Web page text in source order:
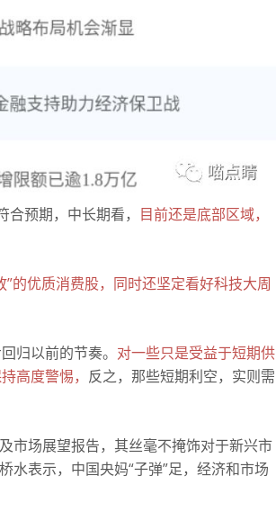
预期，中长期看， 目前还是底部区域，
的优质消费股，同时还坚定看好科技大周
归以前的节奏。 对一些只是受益于短期供
高度警惕， 反之，那些短期利空，实则需
场展望报告，其丝毫不掩饰对于新兴市
桥水表示，中国央妈“子弹”足，经济和市场